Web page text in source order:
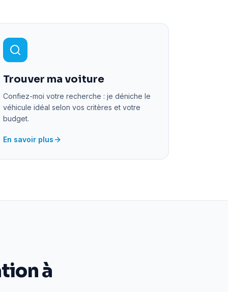
Trouver ma voiture
Confiez-moi votre recherche : je déniche le
véhicule idéal selon vos critères et votre
budget.
En savoir plus
à